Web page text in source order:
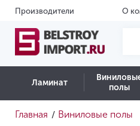
Производители О
Ламинат
полы
Главная / Виниловые полы